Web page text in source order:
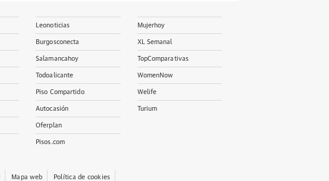
Leonoticias
Burgosconecta
Salamancahoy
Todoalicante
Piso Compartido
Autocasión
Oferplan
Pisos.com
Mujerhoy
XL Semanal
TopComparativas
WomenNow
Welife
Turium
Mapa web Política de cookies